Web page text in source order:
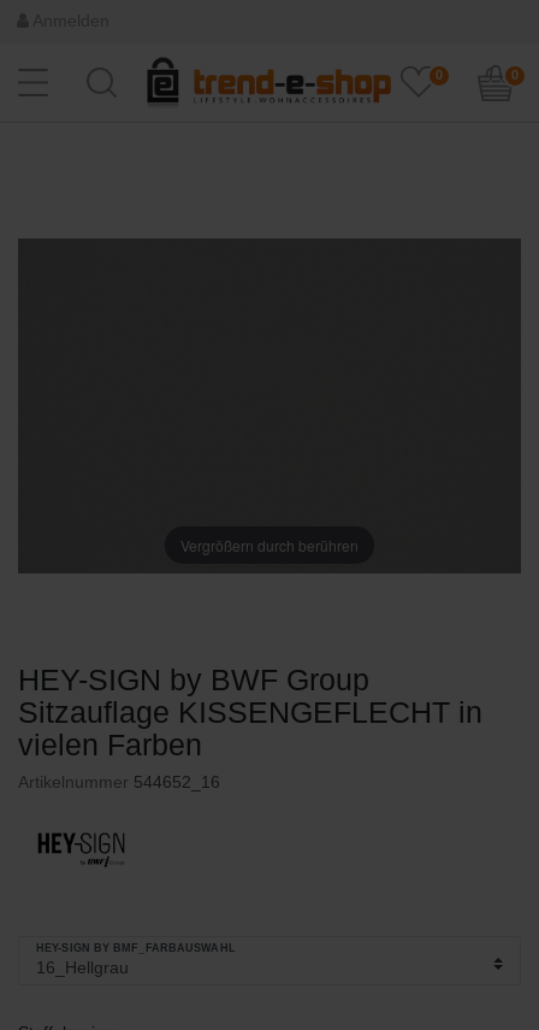
0 0
Vergrößern durch berühren
HEY-SIGN by BWF Group
Sitzauflage KISSENGEFLECHT in
vielen Farben
Artikelnummer 544652_16
HEY-SIGN BY BMF_FARBAUSWAHL